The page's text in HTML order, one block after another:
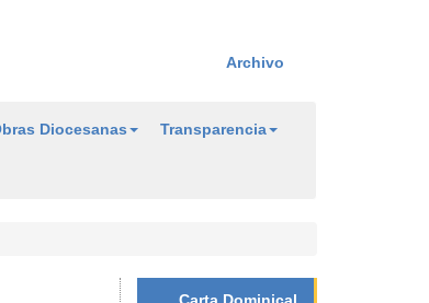
Archivo
Diocesanas Transparencia
Carta Dominical